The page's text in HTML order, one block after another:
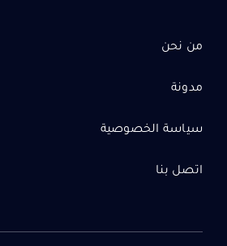
من نحن
مدونة
سياسة الخصوصية
اتصل بنا